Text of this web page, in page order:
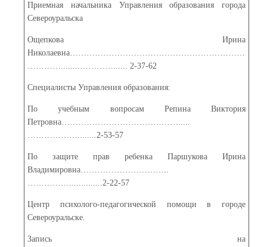
Приемная начальника Управления образования города
Североуральска
Ощепкова Ирина
Николаевна………………………………………………………
…………........…………...... 2-37-62
Специалисты Управления образования:
По учебным вопросам Репина Виктория
Петровна…………………………………….....
………………........2-53-57
По защите прав ребенка Паршукова Ирина
Владимировна…………………………..
……………..............2-22-57
Центр психолого-педагогической помощи в городе
Североуральске.
Запись на